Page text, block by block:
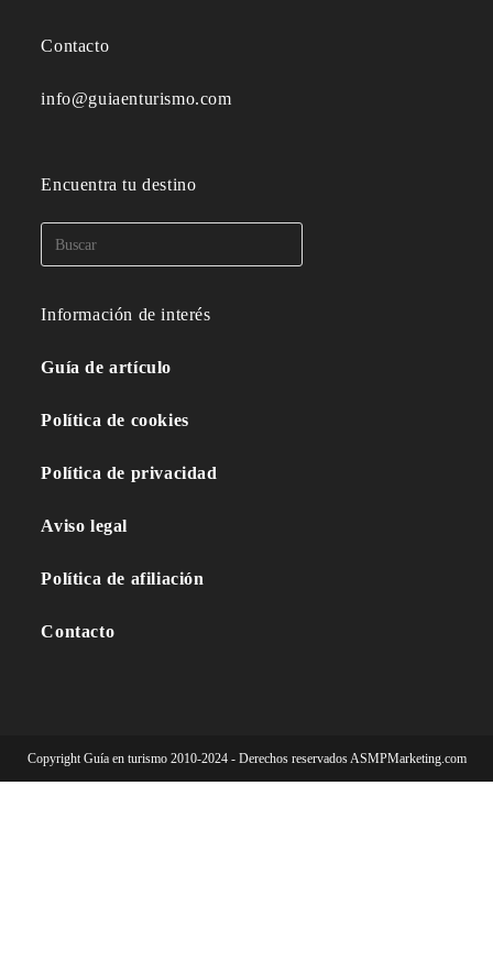
Contacto
info@guiaenturismo.com
Encuentra tu destino
Información de interés
Guía de artículo
Política de cookies
Política de privacidad
Aviso legal
Política de afiliación
Contacto
Copyright Guía en turismo 2010-2024 - Derechos reservados ASMPMarketing.com